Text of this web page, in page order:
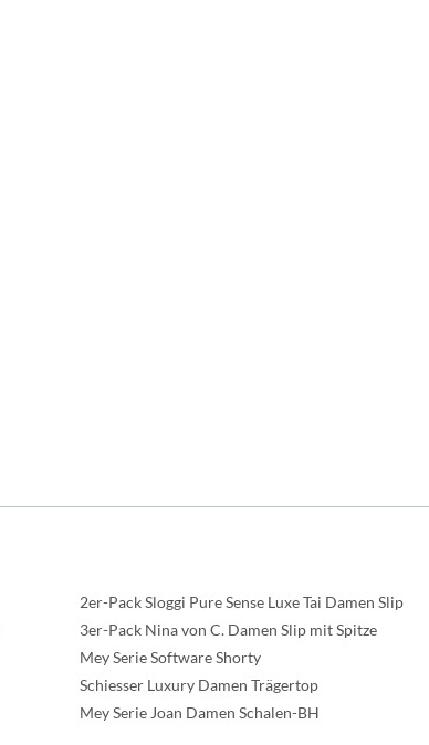
2er-Pack Sloggi Pure Sense Luxe Tai Damen Slip
3er-Pack Nina von C. Damen Slip mit Spitze
Mey Serie Software Shorty
Schiesser Luxury Damen Trägertop
Mey Serie Joan Damen Schalen-BH